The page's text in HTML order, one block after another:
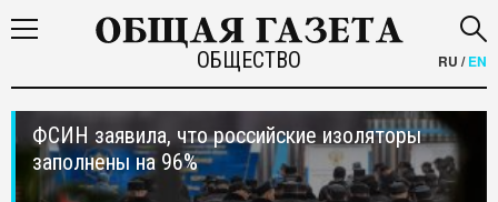
ОБЩЕСТВО RU /EN
ФСИН заявила, что российские изоляторы
заполнены на 96%